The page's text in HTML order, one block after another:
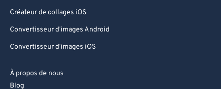
Créateur de collages iOS
Convertisseur d'images Android
Convertisseur d'images iOS
À propos de nous
Blog